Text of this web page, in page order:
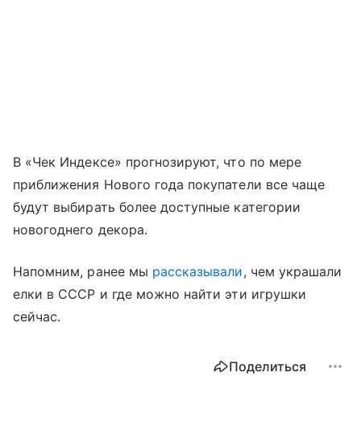
В «Чек Индексе» прогнозируют, что по мере
приближения Нового года покупатели все чаще
будут выбирать более доступные категории
новогоднего декора.
Напомним, ранее мы рассказывали, чем украшали
елки в СССР и где можно найти эти игрушки
сейчас.
Поделиться